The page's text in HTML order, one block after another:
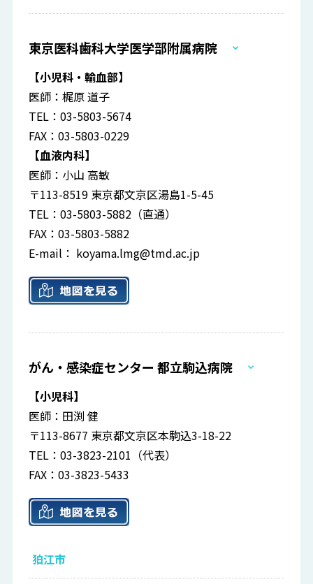
東京医科歯科大学医学部附属病院
【小児科・輸血部】
医師：梶原 道子
TEL：03-5803-5674
FAX：03-5803-0229
【血液内科】
医師：小山 高敏
〒113-8519 東京都文京区湯島1-5-45
TEL：03-5803-5882（直通）
FAX：03-5803-5882
E-mail： koyama.lmg@tmd.ac.jp
がん・感染症センター 都立駒込病院
【小児科】
医師：田渕 健
〒113-8677 東京都文京区本駒込3-18-22
TEL：03-3823-2101（代表）
FAX：03-3823-5433
狛江市